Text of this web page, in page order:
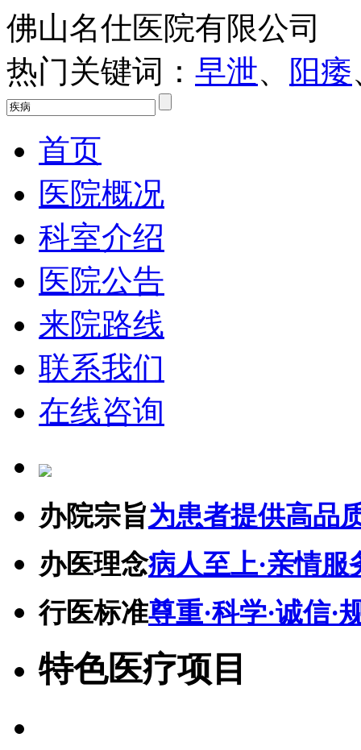
佛山名仕医院有限公司
热门关键词： 早泄、 阳痿
首页
医院概况
科室介绍
医院公告
来院路线
联系我们
在线咨询
办院宗旨为患者提供高品
办医理念病人至上·亲情服
行医标准尊重·科学·诚信·
特色医疗项目